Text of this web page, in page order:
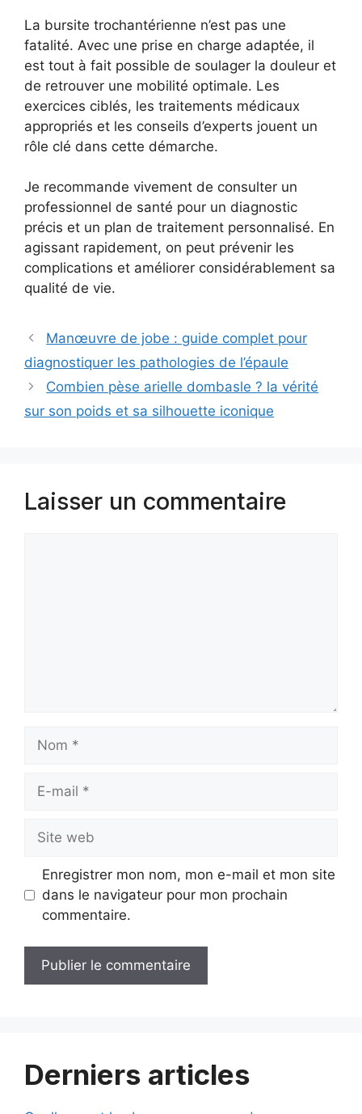
La bursite trochantérienne n’est pas une
fatalité. Avec une prise en charge adaptée, il
est tout à fait possible de soulager la douleur et
de retrouver une mobilité optimale. Les
exercices ciblés, les traitements médicaux
appropriés et les conseils d’experts jouent un
rôle clé dans cette démarche.
Je recommande vivement de consulter un
professionnel de santé pour un diagnostic
précis et un plan de traitement personnalisé. En
agissant rapidement, on peut prévenir les
complications et améliorer considérablement sa
qualité de vie.
Manœuvre de jobe : guide complet pour
diagnostiquer les pathologies de l’épaule
Combien pèse arielle dombasle ? la vérité
sur son poids et sa silhouette iconique
Laisser un commentaire
Nom
Site
web
Enregistrer mon nom, mon e-mail et mon site
dans le navigateur pour mon prochain
commentaire.
Derniers articles